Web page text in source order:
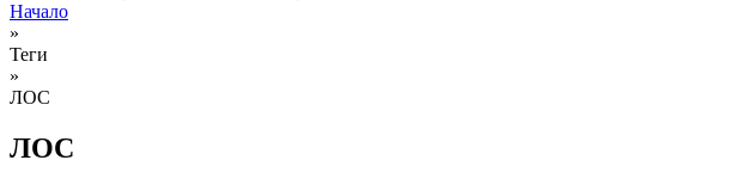
Вы здесь
Начало
»
Теги
»
ЛОС
ЛОС